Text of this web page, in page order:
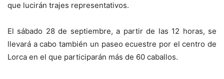
que lucirán trajes representativos.
El sábado 28 de septiembre, a partir de las 12 horas, se
llevará a cabo también un paseo ecuestre por el centro de
Lorca en el que participarán más de 60 caballos.